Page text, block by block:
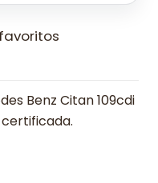
Benz Citan 109cdi